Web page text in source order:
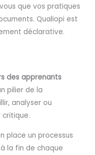
que vos pratiques
Qualiopi est
déclarative.
des apprenants
pilier de la
analyser ou
place un processus
la fin de chaque